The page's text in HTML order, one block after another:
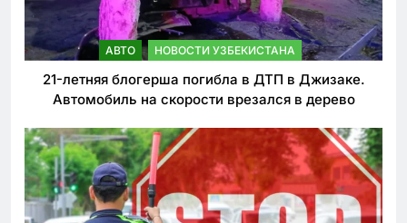
АВТО НОВОСТИ УЗБЕКИСТАНА
21-летняя блогерша погибла в ДТП в Джизаке.
Автомобиль на скорости врезался в дерево